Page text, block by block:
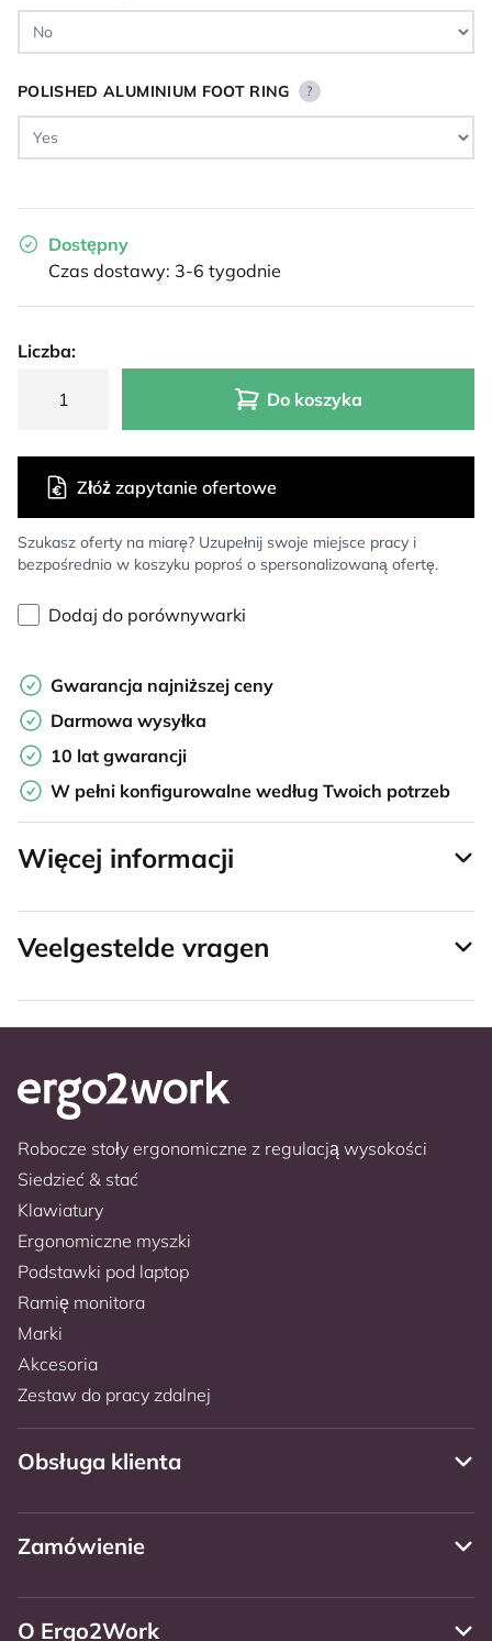
POLISHED ALUMINIUM FOOT RING ?
Dostępny
Czas dostawy: 3-6 tygodnie
Liczba:
Do koszyka
Szukasz oferty na miarę? Uzupełnij swoje miejsce pracy i
bezpośrednio w koszyku poproś o spersonalizowaną ofertę.
Złóż zapytanie ofertowe
Dodaj do porównywarki
Gwarancja najniższej ceny
Darmowa wysyłka
10 lat gwarancji
W pełni konfigurowalne według Twoich potrzeb
Więcej informacji
Veelgestelde vragen
Robocze stoły ergonomiczne z regulacją wysokości
Siedzieć & stać
Klawiatury
Ergonomiczne myszki
Podstawki pod laptop
Ramię monitora
Marki
Akcesoria
Zestaw do pracy zdalnej
Obsługa klienta
Zamówienie
O Ergo2Work